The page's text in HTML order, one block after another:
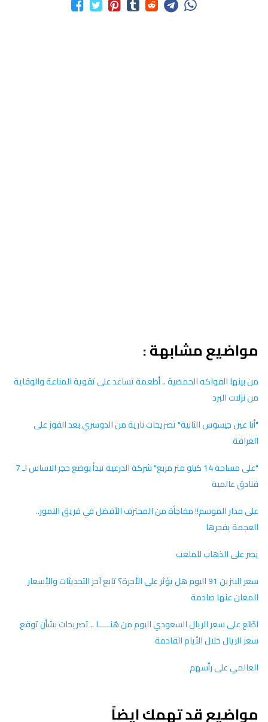
مواضيع مشابهة :
من بينها الفواكه الحمضية .. أطعمة تساعد على تقوية المناعة والوقاية
من نزلات البرد
"أنا عين جيسوس الثانية" تصريحات نارية من الدوسري بعد الفوز على
الغرافة
"على مساحة 14 كيلو متر مربع" شركة الدرعية تبدأ بوضع حجر الاساس لـ 7
فنادق عالمية
على مدار الموسم!! مفاجأة من المحترف الأفضل في فريق النمور..
العجمة يفجرها
يصر على الذهاب للملعب
سعر البنزين 91 اليوم هل يؤثر على الأجرة؟ تابع آخر التحديثات والأسعار
المعلن عنها صادمة
اطّلع على سعر الريال السعودي اليوم من هُنـــــا .. تصريحات بشأن توقع
سعر الريال خلال الأيام القادمة
العالمي على رأسهم
مواضيع قد تهمك ايضاً